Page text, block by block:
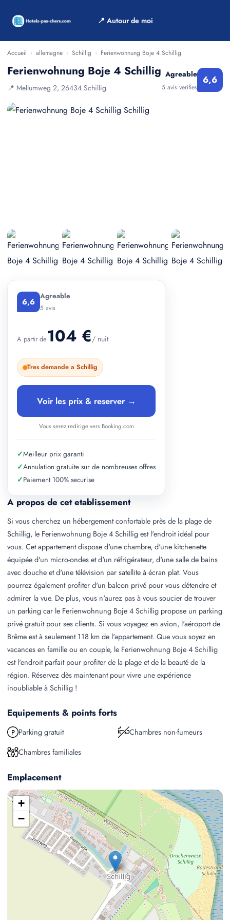
📍 Autour de moi
Accueil › allemagne › Schillig › Ferienwohnung Boje 4 Schillig
Ferienwohnung Boje 4 Schillig
📍 Mellumweg 2, 26434 Schillig
Agreable
5 avis verifies
6,6
A propos de cet etablissement
Si vous cherchez un hébergement confortable près de la plage de
Schillig, le Ferienwohnung Boje 4 Schillig est l'endroit idéal pour
vous. Cet appartement dispose d'une chambre, d'une kitchenette
équipée d'un micro-ondes et d'un réfrigérateur, d'une salle de bains
avec douche et d'une télévision par satellite à écran plat. Vous
pourrez également profiter d'un balcon privé pour vous détendre et
admirer la vue. De plus, vous n'aurez pas à vous soucier de trouver
un parking car le Ferienwohnung Boje 4 Schillig propose un parking
privé gratuit pour ses clients. Si vous voyagez en avion, l'aéroport de
Brême est à seulement 118 km de l'appartement. Que vous soyez en
vacances en famille ou en couple, le Ferienwohnung Boje 4 Schillig
est l'endroit parfait pour profiter de la plage et de la beauté de la
région. Réservez dès maintenant pour vivre une expérience
inoubliable à Schillig !
Equipements & points forts
Parking gratuit
Chambres non-fumeurs
Chambres familiales
Emplacement
+
−
6,6 Agreable
5 avis
A partir de104 €/ nuit
Tres demande a Schillig
Voir les prix & reserver →
Vous serez redirige vers Booking.com
✓Meilleur prix garanti
✓Annulation gratuite sur de nombreuses offres
✓Paiement 100% securise